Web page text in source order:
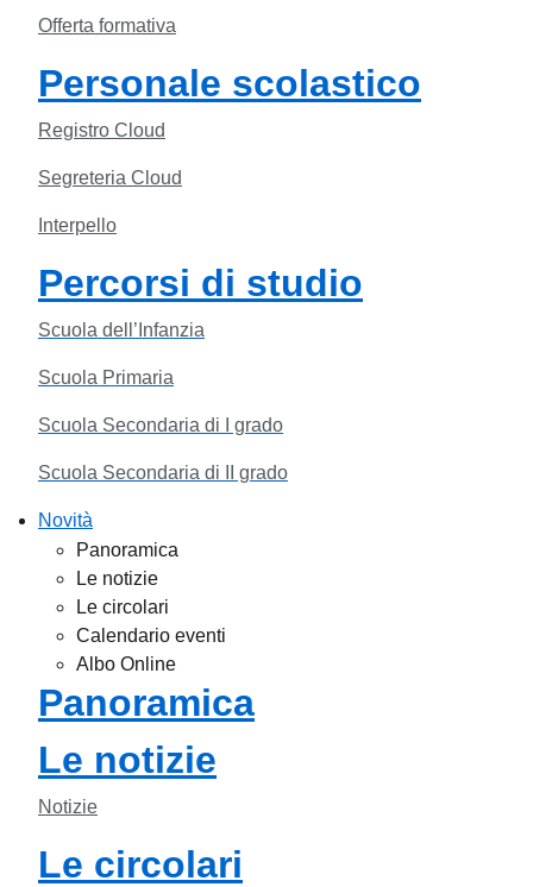
Offerta formativa
Personale scolastico
Registro Cloud
Segreteria Cloud
Interpello
Percorsi di studio
Scuola dell’Infanzia
Scuola Primaria
Scuola Secondaria di I grado
Scuola Secondaria di II grado
Novità
Panoramica
Le notizie
Le circolari
Calendario eventi
Albo Online
Panoramica
Le notizie
Notizie
Le circolari